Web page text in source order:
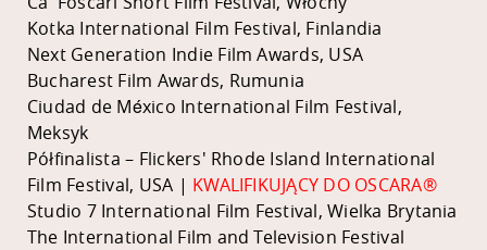
Kotka International Film Festival, Finlandia
Next Generation Indie Film Awards, USA
Bucharest Film Awards, Rumunia
Ciudad de México International Film Festival,
Meksyk
Półfinalista – Flickers' Rhode Island International
Film Festival, USA | KWALIFIKUJĄCY DO OSCARA®
Studio 7 International Film Festival, Wielka Brytania
The International Film and Television Festival